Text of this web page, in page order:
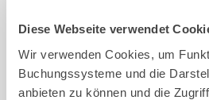
Diese Webseite verwendet
Wir verwenden Cookies, um
Buchungssysteme und die
anbieten zu können und die
Neben den Mönchen sind auch Gäste
Nach jeder Jugendvigil sind alle noch
Kloster eingeladen.